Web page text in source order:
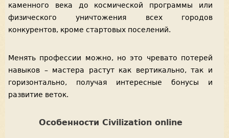
каменного века до космической программы или
физического уничтожения всех городов
конкурентов, кроме стартовых поселений.
Менять профессии можно, но это чревато потерей
навыков – мастера растут как вертикально, так и
горизонтально, получая интересные бонусы и
развитие веток.
Особенности Civilization online